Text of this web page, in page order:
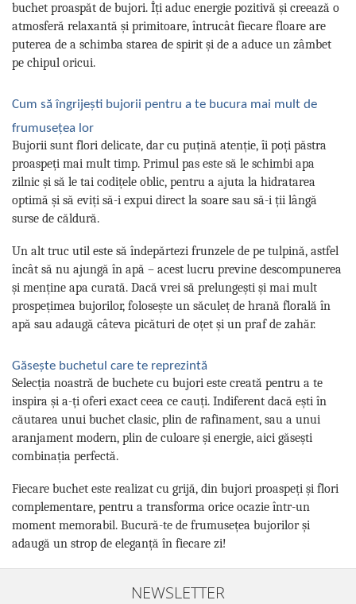
buchet proaspăt de bujori. Îți aduc energie pozitivă și creează o
atmosferă relaxantă și primitoare, întrucât fiecare floare are
puterea de a schimba starea de spirit și de a aduce un zâmbet
pe chipul oricui.
Cum să îngrijești bujorii pentru a te bucura mai mult de
frumusețea lor
Bujorii sunt flori delicate, dar cu puțină atenție, îi poți păstra
proaspeți mai mult timp. Primul pas este să le schimbi apa
zilnic și să le tai codițele oblic, pentru a ajuta la hidratarea
optimă și să eviți să-i expui direct la soare sau să-i ții lângă
surse de căldură.
Un alt truc util este să îndepărtezi frunzele de pe tulpină, astfel
încât să nu ajungă în apă – acest lucru previne descompunerea
și menține apa curată. Dacă vrei să prelungești și mai mult
prospețimea bujorilor, folosește un săculeț de hrană florală în
apă sau adaugă câteva picături de oțet și un praf de zahăr.
Găsește buchetul care te reprezintă
Selecția noastră de buchete cu bujori este creată pentru a te
inspira și a-ți oferi exact ceea ce cauți. Indiferent dacă ești în
căutarea unui buchet clasic, plin de rafinament, sau a unui
aranjament modern, plin de culoare și energie, aici găsești
combinația perfectă.
Fiecare buchet este realizat cu grijă, din bujori proaspeți și flori
complementare, pentru a transforma orice ocazie într-un
moment memorabil. Bucură-te de frumusețea bujorilor și
adaugă un strop de eleganță în fiecare zi!
NEWSLETTER